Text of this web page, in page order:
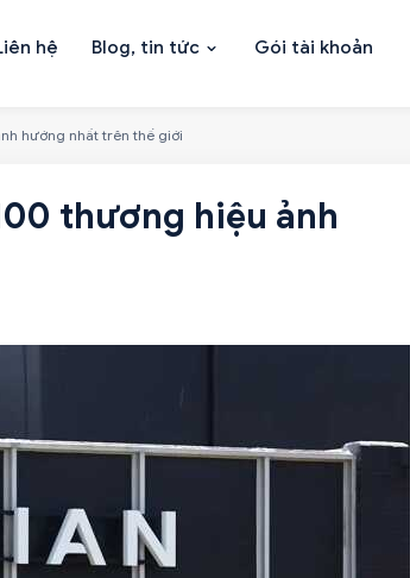
hệ Blog, tin tức Gói tài khoản
hướng nhất trên thế giới
thương hiệu ảnh